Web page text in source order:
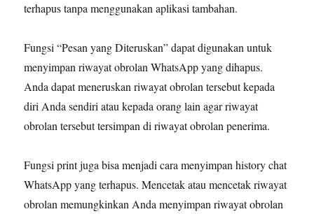
terhapus tanpa menggunakan aplikasi tambahan.
Fungsi “Pesan yang Diteruskan” dapat digunakan untuk
menyimpan riwayat obrolan WhatsApp yang dihapus.
Anda dapat meneruskan riwayat obrolan tersebut kepada
diri Anda sendiri atau kepada orang lain agar riwayat
obrolan tersebut tersimpan di riwayat obrolan penerima.
Fungsi print juga bisa menjadi cara menyimpan history chat
WhatsApp yang terhapus. Mencetak atau mencetak riwayat
obrolan memungkinkan Anda menyimpan riwayat obrolan